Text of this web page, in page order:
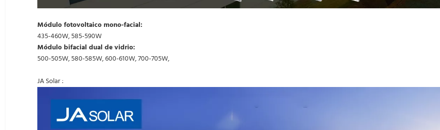
Módulo fotovoltaico mono-facial:
435-460W, 585-590W
Módulo bifacial dual de vidrio:
500-505W, 580-585W, 600-610W, 700-705W,
JA Solar: